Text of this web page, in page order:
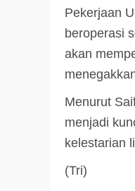
Pekerjaan
beroperasi
akan
Menurut
menjadi
kelestarian
(Tri)